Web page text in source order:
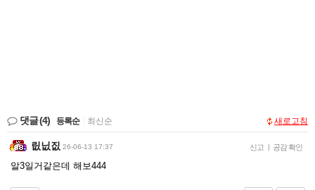
댓글(4) 등록순 최신순 새로고침
릾닚짒 26-06-13 17:37 신고 | 공감 확인
알3일거같은데 해보444